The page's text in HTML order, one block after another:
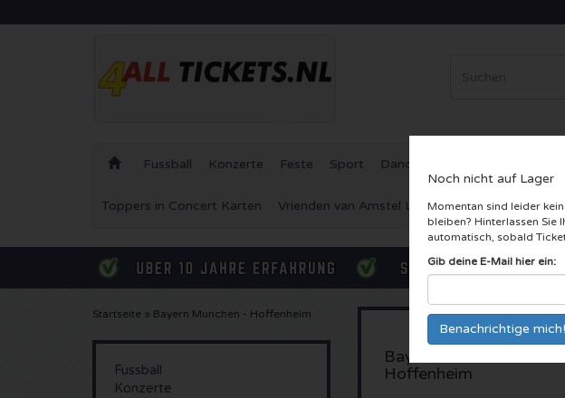
Fussball Konzerte Feste Sport Dance
Toppers in Concert Karten Vrienden van Amstel LIVE Karten
Noch nicht auf Lager
Momentan sind leider
bleiben? Hinterlassen Sie
automatisch, sobald
Gib deine E-Mail hier ein:
Startseite » Bayern Munchen - Hoffenheim
Fussball
Konzerte
Bayern Munchen -
Hoffenheim